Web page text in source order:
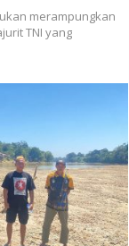
merampungkan
TNI yang